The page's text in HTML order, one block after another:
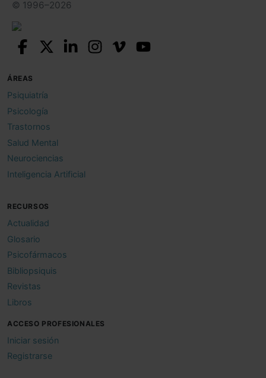
© 1996–2026
ÁREAS
Psiquiatría
Psicología
Trastornos
Salud Mental
Neurociencias
Inteligencia Artificial
RECURSOS
Actualidad
Glosario
Psicofármacos
Bibliopsiquis
Revistas
Libros
ACCESO PROFESIONALES
Iniciar sesión
Registrarse